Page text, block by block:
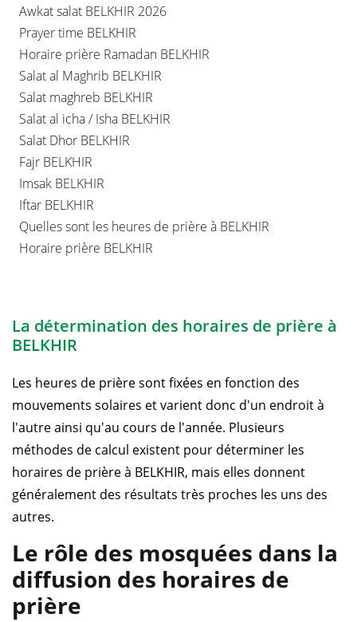
Awkat salat BELKHIR 2026
Prayer time BELKHIR
Horaire prière Ramadan BELKHIR
Salat al Maghrib BELKHIR
Salat maghreb BELKHIR
Salat al icha / Isha BELKHIR
Salat Dhor BELKHIR
Fajr BELKHIR
Imsak BELKHIR
Iftar BELKHIR
Quelles sont les heures de prière à BELKHIR
Horaire prière BELKHIR
La détermination des horaires de prière à
BELKHIR
Les heures de prière sont fixées en fonction des
mouvements solaires et varient donc d'un endroit à
l'autre ainsi qu'au cours de l'année. Plusieurs
méthodes de calcul existent pour déterminer les
horaires de prière à BELKHIR, mais elles donnent
généralement des résultats très proches les uns des
autres.
Le rôle des mosquées dans la
diffusion des horaires de
prière